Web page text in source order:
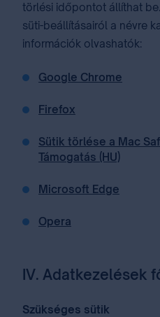
törlési időpontot állíthat
süti-beállításairól a névre
információk olvashatók:
Google Chrome
Firefox
Sütik törlése a Mac
Támogatás (HU)
Microsoft Edge
Opera
IV. Adatkezelések
Szükséges sütik